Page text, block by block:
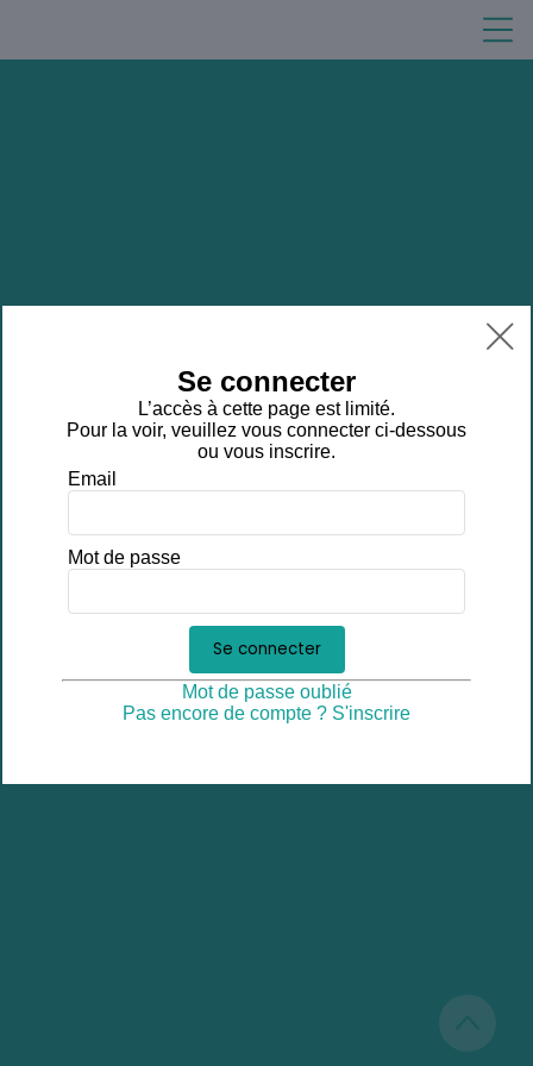

Se connecter
L’accès à cette page est limité.
Pour la voir, veuillez vous connecter ci-dessous
ou vous inscrire.
Email
Mot de passe
Se connecter
Mot de passe oublié
Pas encore de compte ? S'inscrire